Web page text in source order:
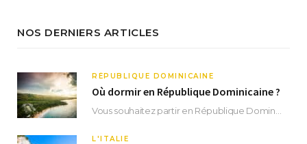
NOS DERNIERS ARTICLES
RÉPUBLIQUE DOMINICAINE
Où dormir en République Dominicaine ?
L'ITALIE